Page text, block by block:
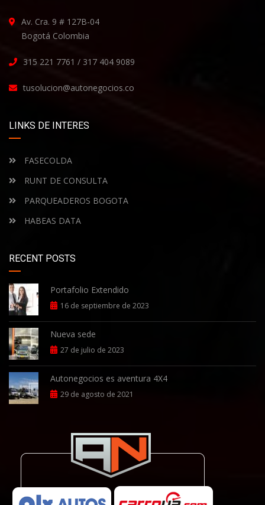
Av. Cra. 9 # 127B-04
Bogotá Colombia
315 221 7761 / 317 404 9089
tusolucion@autonegocios.co
LINKS DE INTERES
FASECOLDA
RUNT DE CONSULTA
PARQUEADEROS BOGOTA
HABEAS DATA
RECENT POSTS
Portafolio Extendido
16 de septiembre de 2023
Nueva sede
27 de julio de 2023
Autonegocios es aventura 4X4
29 de agosto de 2021